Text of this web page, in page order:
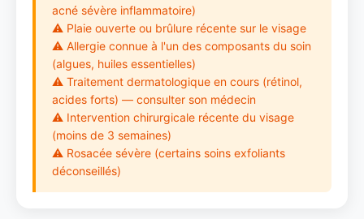
acné sévère inflammatoire)
⚠ Plaie ouverte ou brûlure récente sur le visage
⚠ Allergie connue à l'un des composants du soin
(algues, huiles essentielles)
⚠ Traitement dermatologique en cours (rétinol,
acides forts) — consulter son médecin
⚠ Intervention chirurgicale récente du visage
(moins de 3 semaines)
⚠ Rosacée sévère (certains soins exfoliants
déconseillés)